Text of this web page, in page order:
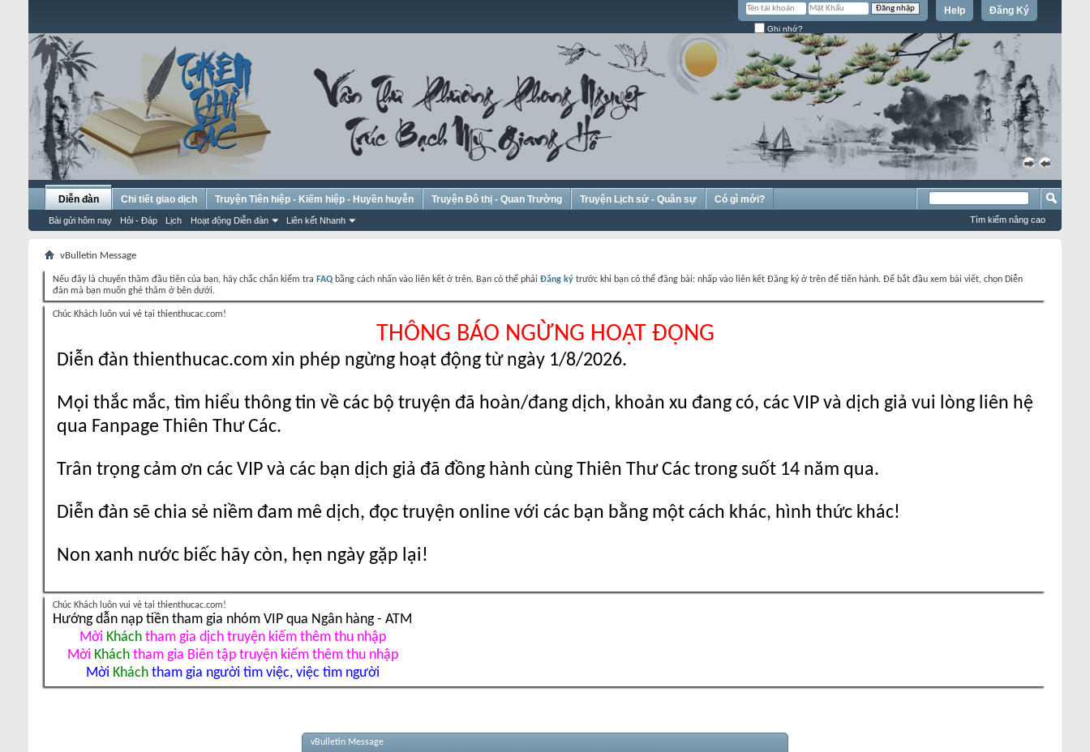
Đăng Ký
Help
Ghi nhớ?
«
»
Diễn đàn
Bài gửi hôm nay Hỏi - Đáp Lịch Hoạt động Diễn đàn Liên kết Nhanh
Chi tiết giao dịch Truyện Tiên hiệp - Kiếm hiệp - Huyền huyễn Truyện Đô thị - Quan Trường Truyện Lịch sử - Quân sự Có gì mới?
Tìm kiếm nâng cao
vBulletin Message
Nếu đây là chuyến thăm đầu tiên của bạn, hãy chắc chắn kiểm tra FAQ bằng cách nhấn vào liên kết ở trên. Bạn có thể phải Đăng ký trước khi bạn có thể đăng bài: nhấp vào liên kết Đăng ký ở trên để tiến hành. Để bắt đầu xem bài viết, chọn Diễn
đàn mà bạn muốn ghé thăm ở bên dưới.
Chúc Khách luôn vui vẻ tại thienthucac.com!
THÔNG BÁO NGỪNG HOẠT ĐỘNG
Diễn đàn thienthucac.com xin phép ngừng hoạt động từ ngày 1/8/2026.
Mọi thắc mắc, tìm hiểu thông tin về các bộ truyện đã hoàn/đang dịch, khoản xu đang có, các VIP và dịch giả vui lòng liên hệ
qua Fanpage Thiên Thư Các.
Trân trọng cảm ơn các VIP và các bạn dịch giả đã đồng hành cùng Thiên Thư Các trong suốt 14 năm qua.
Diễn đàn sẽ chia sẻ niềm đam mê dịch, đọc truyện online với các bạn bằng một cách khác, hình thức khác!
Non xanh nước biếc hãy còn, hẹn ngày gặp lại!
Chúc Khách luôn vui vẻ tại thienthucac.com!
Hướng dẫn nạp tiền tham gia nhóm VIP qua Ngân hàng - ATM
Mời Kháchtham gia dịch truyện kiếm thêm thu nhập
Mời Kháchtham gia Biên tập truyện kiếm thêm thu nhập
Mời Kháchtham gia người tìm việc, việc tìm người
vBulletin Message